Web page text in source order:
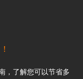
，了解您可以节省多